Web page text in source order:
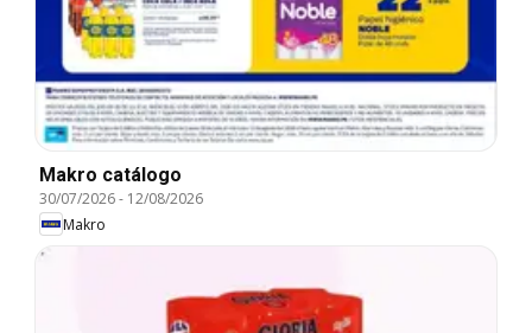
Makro catálogo
30/07/2026- 12/08/2026
Makro